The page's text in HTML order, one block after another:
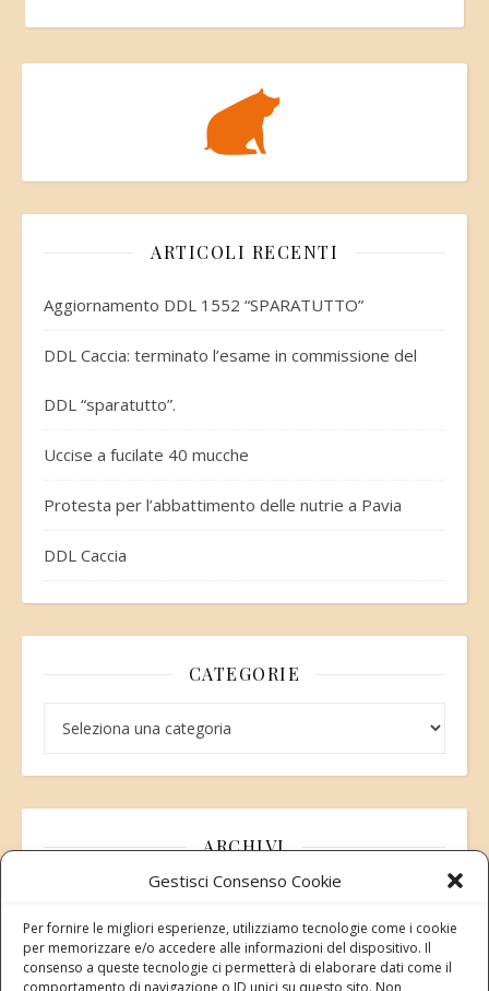
Gestisci Consenso Cookie
Per fornire le migliori esperienze, utilizziamo tecnologie come i cookie
per memorizzare e/o accedere alle informazioni del dispositivo. Il
consenso a queste tecnologie ci permetterà di elaborare dati come il
comportamento di navigazione o ID unici su questo sito. Non
ARTICOLI RECENTI
Aggiornamento DDL 1552 “SPARATUTTO”
DDL Caccia: terminato l’esame in commissione del
DDL “sparatutto”.
Uccise a fucilate 40 mucche
Protesta per l’abbattimento delle nutrie a Pavia
DDL Caccia
CATEGORIE
ARCHIVI